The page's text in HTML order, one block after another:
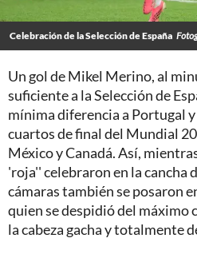
Celebración de la Selección de España
Un gol de Mikel Merino, al
suficiente a la Selección de
mínima diferencia a Portugal
cuartos de final del Mundial
México y Canadá. Así,
'roja'' celebraron en la cancha
cámaras también se posaron
quien se despidió del máximo
la cabeza gacha y totalmente